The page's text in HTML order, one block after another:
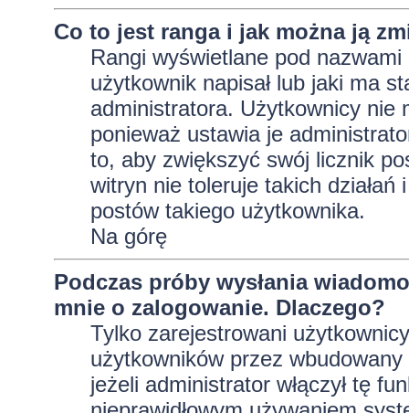
Co to jest ranga i jak można ją
Rangi wyświetlane pod
użytkownik napisał lub jaki ma
administratora. Użytkownicy nie
ponieważ ustawia je
to, aby zwiększyć swój licznik
witryn nie toleruje takich
postów takiego użytkownika.
Na górę
Podczas próby wysłania
mnie o zalogowanie. Dlaczego?
Tylko zarejestrowani
użytkowników przez
jeżeli administrator włączył tę